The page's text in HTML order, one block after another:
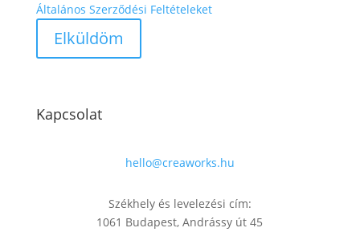
Általános Szerződési Feltételeket
Kapcsolat
hello@creaworks.hu
Székhely és levelezési cím:
1061 Budapest, Andrássy út 45